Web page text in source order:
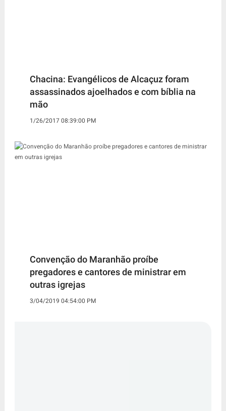
Chacina: Evangélicos de Alcaçuz foram
assassinados ajoelhados e com bíblia na
mão
1/26/2017 08:39:00 PM
Convenção do Maranhão proíbe
pregadores e cantores de ministrar em
outras igrejas
3/04/2019 04:54:00 PM